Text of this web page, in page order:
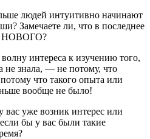
людей интуитивно начинают
Замечаете ли, что в последнее
НОВОГО?
интереса к изучению того,
не знала, — не потому, что
что такого опыта или
вообще не было!
вас уже возник интерес или
бы у вас были такие